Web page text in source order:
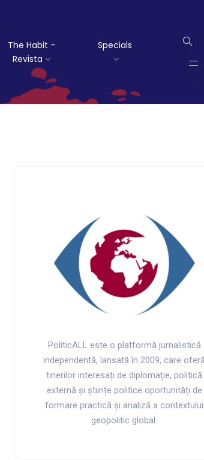
The Habit –
Revista
Specials
PoliticALL este o platformă jurnalistică
independentă, lansată în 2009, care
tinerilor interesați de diplomație, politică
externă și științe politice oportunități de
formare practică și analiză a contextului
geopolitic global.